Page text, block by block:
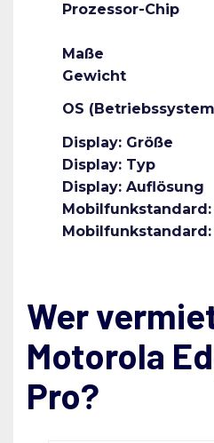
Prozessor-Chip
Maße
Gewicht
OS
Display: Größe
Display: Typ
Display: Auflösung
Mobilfunkstandard:
Mobilfunkstandard:
Wer
Motorola
Pro?